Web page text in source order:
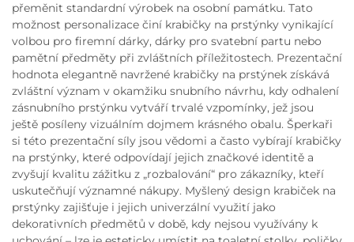
přeměnit standardní výrobek na osobní památku. Tato
možnost personalizace činí krabičky na prstýnky vynikající
volbou pro firemní dárky, dárky pro svatební partu nebo
pamětní předměty při zvláštních příležitostech. Prezentační
hodnota elegantně navržené krabičky na prstýnek získává
zvláštní význam v okamžiku snubního návrhu, kdy odhalení
zásnubního prstýnku vytváří trvalé vzpomínky, jež jsou
ještě posíleny vizuálním dojmem krásného obalu. Šperkaři
si této prezentační síly jsou vědomi a často vybírají krabičky
na prstýnky, které odpovídají jejich značkové identitě a
zvyšují kvalitu zážitku z „rozbalování“ pro zákazníky, kteří
uskutečňují významné nákupy. Myšlený design krabiček na
prstýnky zajišťuje i jejich univerzální využití jako
dekorativních předmětů v době, kdy nejsou využívány k